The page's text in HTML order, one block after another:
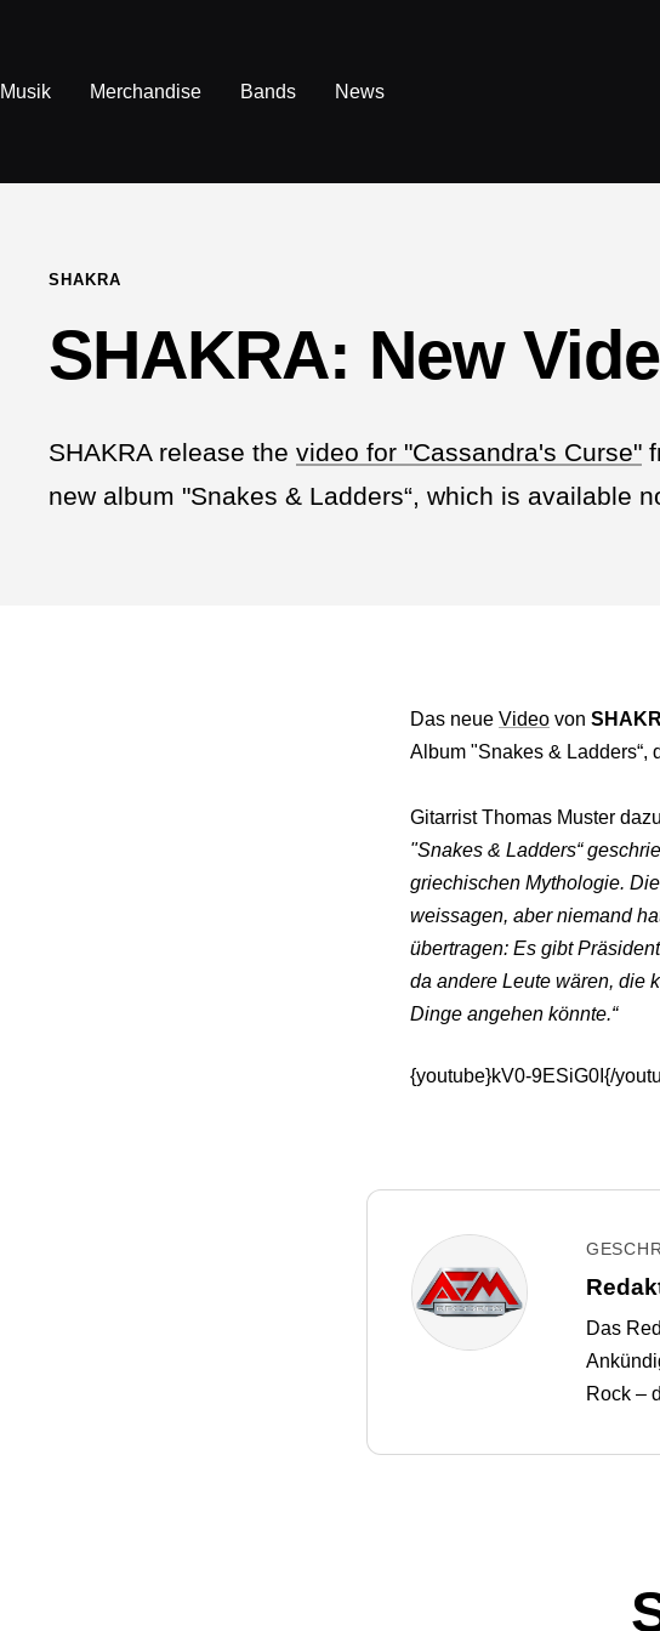
Inhalt
Musik Merchandise Bands News
SHAKRA
SHAKRA: New
SHAKRA release the video for "Cassandra's Curse"
new album "Snakes & Ladders“, which is available
Das neue Video von
Album "Snakes & Ladders“,
Gitarrist Thomas Muster
"Snakes & Ladders“
griechischen Mythologie.
weissagen, aber niemand
übertragen: Es gibt
da andere Leute wären, die
Dinge angehen könnte.“
{youtube}kV0-9ESiG0I{/
Das
Rock –